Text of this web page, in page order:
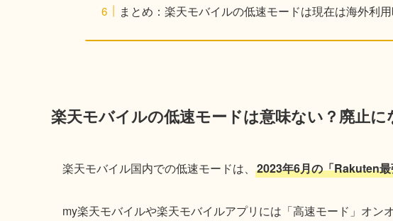
まとめ：楽天モバイルの低速モードは現在は海外利
楽天モバイルの低速モードは意味ない？廃止に
楽天モバイル国内での低速モードは、 2023年6月の「Rakuten
my楽天モバイルや楽天モバイルアプリには「高速モード」オン